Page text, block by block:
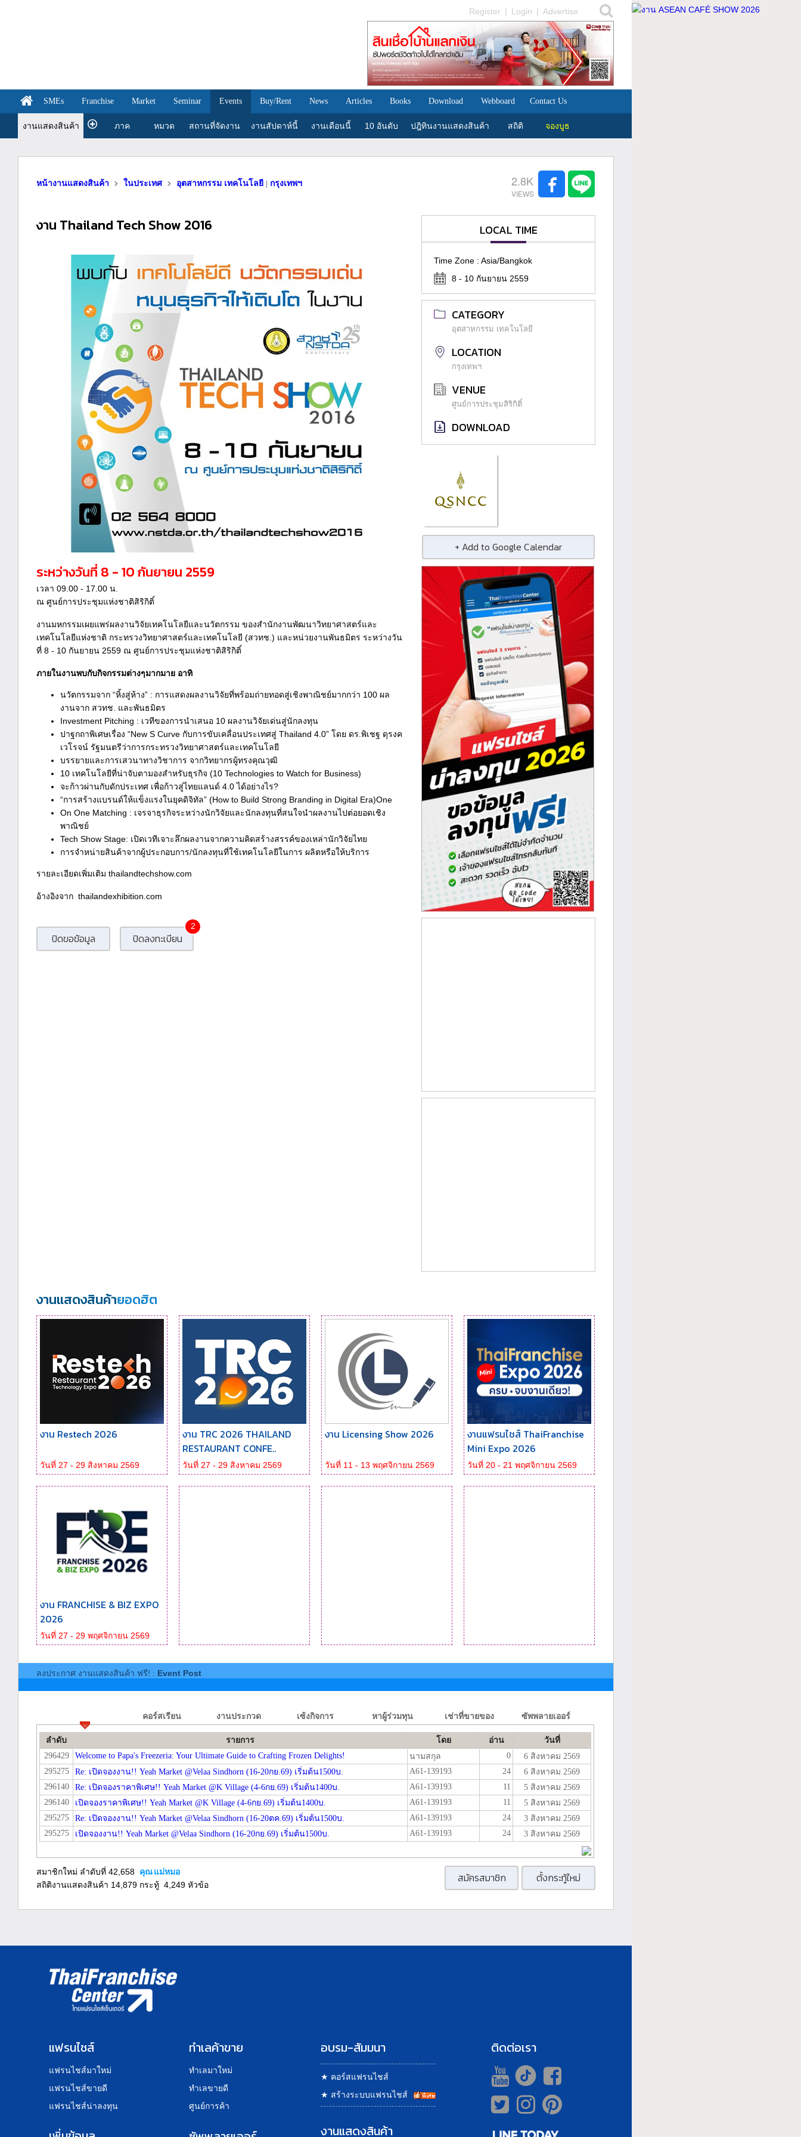
Register | Login | Advertise
SMEs Franchise Market Seminar Events Buy/Rent News Articles Books Download Webboard Contact Us
งานแสดงสินค้า ภาค หมวด สถานที่จัดงาน งานสัปดาห์นี้ งานเดือนนี้ 10 อันดับ ปฎิทินงานแสดงสินค้า สถิติ จองบูธ
หน้างานแสดงสินค้า ในประเทศ อุตสาหกรรม เทคโนโลยี กรุงเทพฯ 2.8K
งาน Thailand Tech Show 2016
ระหว่างวันที่ 8 - 10 กันยายน 2559
เวลา 09.00 - 17.00 น.
ณ ศูนย์การประชุมแห่งชาติสิริกิติ์
งานมหกรรมเผยแพร่ผลงานวิจัยเทคโนโลยีและนวัตกรรม ของสำนักงานพัฒนาวิทยาศาสตร์และ
เทคโนโลยีแห่งชาติ กระทรวงวิทยาศาสตร์และเทคโนโลยี (สวทช.) และหน่วยงานพันธมิตร ระหว่างวัน
ที่ 8 - 10 กันยายน 2559 ณ ศูนย์การประชุมแห่งชาติสิริกิติ์
ภายในงานพบกับกิจกรรมต่างๆมากมาย อาทิ
นวัตกรรมจาก “หิ้งสู่ห้าง” : การแสดงผลงานวิจัยที่พร้อมถ่ายทอดสู่เชิงพาณิชย์มากกว่า 100 ผล
งานจาก สวทช. และพันธมิตร
Investment Pitching : เวทีของการนำเสนอ 10 ผลงานวิจัยเด่นสู่นักลงทุน
ปาฐกถาพิเศษเรื่อง “New S Curve กับการขับเคลื่อนประเทศสู่ Thailand 4.0” โดย ดร.พิเชฐ ดุรงค
เวโรจน์ รัฐมนตรีว่าการกระทรวงวิทยาศาสตร์และเทคโนโลยี
บรรยายและการเสวนาทางวิชาการ จากวิทยากรผู้ทรงคุณวุฒิ
10 เทคโนโลยีที่น่าจับตามองสำหรับธุรกิจ (10 Technologies to Watch for Business)
จะก้าวผ่านกับดักประเทศ เพื่อก้าวสู่ไทยแลนด์ 4.0 ได้อย่างไร?
“การสร้างแบรนด์ให้แข็งแรงในยุคดิจิทัล” (How to Build Strong Branding in Digital Era)One
On One Matching : เจรจาธุรกิจระหว่างนักวิจัยและนักลงทุนที่สนใจนำผลงานไปต่อยอดเชิง
พาณิชย์
Tech Show Stage: เปิดเวทีเจาะลึกผลงานจากความคิดสร้างสรรค์ของเหล่านักวิจัยไทย
การจำหน่ายสินค้าจากผู้ประกอบการ/นักลงทุนที่ใช้เทคโนโลยีในการ ผลิตหรือให้บริการ
รายละเอียดเพิ่มเติม thailandtechshow.com
อ้างอิงจาก thailandexhibition.com
ปิดขอข้อมูล
2
ปิดลงทะเบียน
LOCAL TIME
Time Zone : Asia/Bangkok
8 - 10 กันยายน 2559
CATEGORY
อุตสาหกรรม เทคโนโลยี
LOCATION
กรุงเทพฯ
VENUE
ศูนย์การประชุมสิริกิติ์
DOWNLOAD
+ Add to Google Calendar
งานแสดงสินค้ายอดฮิต
งาน Restech 2026
วันที่ 27 - 29 สิงหาคม 2569
งาน TRC 2026 THAILAND
RESTAURANT CONFE..
วันที่ 27 - 29 สิงหาคม 2569
งาน Licensing Show 2026
วันที่ 11 - 13 พฤศจิกายน 2569
งานแฟรนไชส์ ThaiFranchise
Mini Expo 2026
วันที่ 20 - 21 พฤศจิกายน 2569
งาน FRANCHISE & BIZ EXPO
2026
วันที่ 27 - 29 พฤศจิกายน 2569
ลงประกาศ งานแสดงสินค้า ฟรี! : Event Post
สมาชิกใหม่ ลำดับที่ 42,658 คุณแม่หมอ สมัครสมาชิก ตั้งกระทู้ใหม่
สถิติงานแสดงสินค้า 14,879 กระทู้ 4,249 หัวข้อ
แฟรนไชส์
แฟรนไชส์มาใหม่
แฟรนไชส์ขายดี
แฟรนไชส์น่าลงทุน
ทำเลค้าขาย
ทำเลมาใหม่
ทำเลขายดี
ศูนย์การค้า
อบรม-สัมมนา
★ คอร์สแฟรนไชส์
★ สร้างระบบแฟรนไชส์
งานแสดงสินค้า
ติดต่อเรา